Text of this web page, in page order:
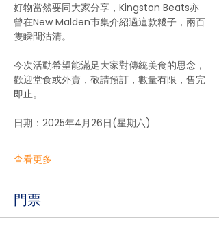
好物當然要同大家分享，Kingston Beats亦
曾在New Malden巿集介紹過這款糭子，兩百
隻瞬間沽清。
今次活動希望能滿足大家對傳統美食的思念，
歡迎堂食或外賣，敬請預訂，數量有限，售完
即止。
日期：2025年4月26日(星期六)
查看更多
門票